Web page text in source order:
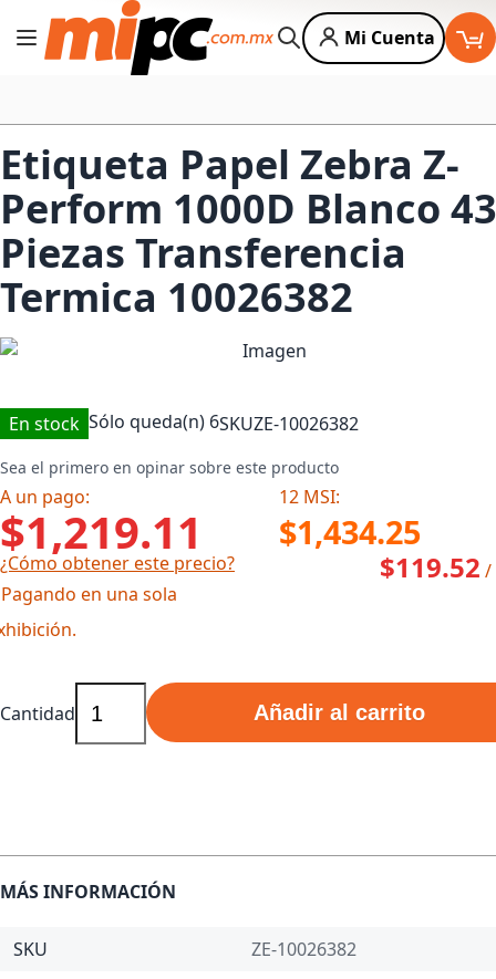
Cambiar Nav
Buscar
Mi Cuenta
Etiqueta Papel Zebra Z-
Perform 1000D Blanco
Piezas Transferencia
Termica 10026382
En stock Sólo queda(n) 6SKUZE-10026382
Sea el primero en opinar sobre este producto
A un pago: 12 MSI:
$1,219.11 $1,434.25
¿Cómo obtener este precio?
en una sola
$119.52 /
Cantidad Añadir al carrito
MÁS INFORMACIÓN
SKU
ZE-10026382